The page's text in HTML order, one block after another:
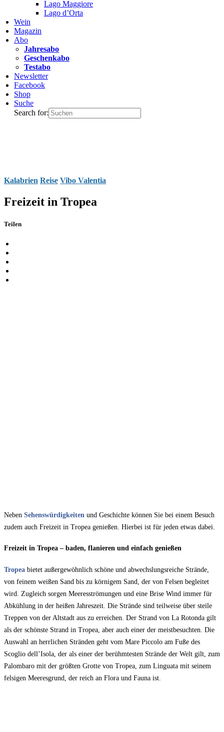
Lago Maggiore
Lago d’Orta
Wein
Magazin
Abo
Jahresabo
Geschenkabo
Testabo
Newsletter
Facebook
Shop
Suche
Search for:
Kalabrien Reise Vibo Valentia
Freizeit in Tropea
Teilen
Neben Sehenswürdigkeiten und Geschichte können Sie bei einem Besuch
zudem auch Freizeit in Tropea genießen. Hierbei ist für jeden etwas dabei.
Freizeit in Tropea – baden, flanieren und einfach genießen
Tropea bietet außergewöhnlich schöne und abwechslungsreiche Strände,
von feinem weißen Sand bis zu körnigem Sand, der von Felsen begleitet
wird. Zugleich sorgen Meeresströmungen und eine Brise Wind immer für
Abkühlung in der heißen Jahreszeit. Die Strände sind teilweise über steile
Treppen von der Altstadt aus zu erreichen. Der Strand von La Rotonda gilt
als der schönste Strand in Tropea, aber auch einer der meistbesuchten. Die
Auswahl an herrlichen Stränden geht vom Mare Piccolo am Fuße des
Scoglio dell’Isola, der als einer der berühmtesten Strände der Welt gilt, zum
Palombaro mit der größten Grotte von Tropea, zum Linguata mit seinem
felsigen Meeresgrund, der reich an Flora und Fauna ist.